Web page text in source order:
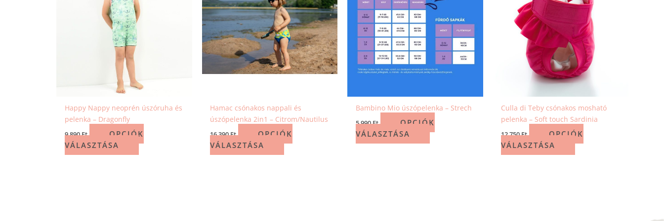
Happy Nappy neoprén úszóruha és
pelenka – Dragonfly
9 890Ft
OPCIÓK
VÁLASZTÁSA
Hamac csónakos nappali és
úszópelenka 2in1 – Citrom/Nautilus
16 390Ft
OPCIÓK
VÁLASZTÁSA
Bambino Mio úszópelenka – Strech
5 990Ft
OPCIÓK
VÁLASZTÁSA
Culla di Teby csónakos mosható
pelenka – Soft touch Sardinia
12 750Ft
OPCIÓK
VÁLASZTÁSA